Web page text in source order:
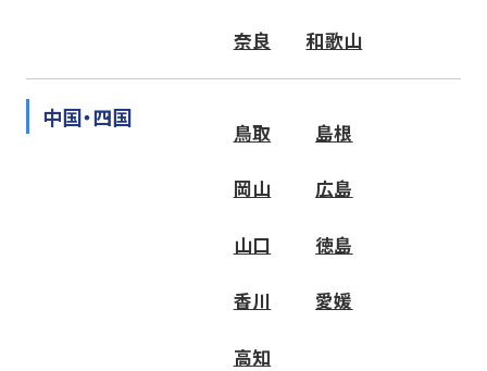
奈良 和歌山
中国・四国
鳥取 島根
岡山 広島
山口 徳島
香川 愛媛
高知